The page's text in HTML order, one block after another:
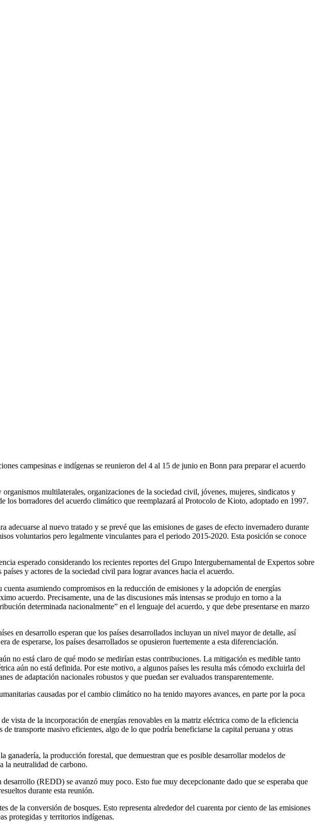
campesinas e indígenas se reunieron del 4 al 15 de junio en Bonn para preparar el acuerdo
multilaterales, organizaciones de la sociedad civil, jóvenes, mujeres, sindicatos y
los borradores del acuerdo climático que reemplazará al Protocolo de Kioto, adoptado en 1997.
al nuevo tratado y se prevé que las emisiones de gases de efecto invernadero durante
voluntarios pero legalmente vinculantes para el periodo 2015-2020. Esta posición se conoce
esperado considerando los recientes reportes del Grupo Intergubernamental de Expertos sobre
y actores de la sociedad civil para lograr avances hacia el acuerdo.
asumiendo compromisos en la reducción de emisiones y la adopción de energías
acuerdo. Precisamente, una de las discusiones más intensas se produjo en torno a la
determinada nacionalmente” en el lenguaje del acuerdo, y que debe presentarse en marzo
en desarrollo esperan que los países desarrollados incluyan un nivel mayor de detalle, así
de esperarse, los países desarrollados se opusieron fuertemente a esta diferenciación.
no está claro de qué modo se medirían estas contribuciones. La mitigación es medible tanto
aún no está definida. Por este motivo, a algunos países les resulta más cómodo excluirla del
de adaptación nacionales robustos y que puedan ser evaluados transparentemente.
causadas por el cambio climático no ha tenido mayores avances, en parte por la poca
vista de la incorporación de energías renovables en la matriz eléctrica como de la eficiencia
transporte masivo eficientes, algo de lo que podría beneficiarse la capital peruana y otras
la producción forestal, que demuestran que es posible desarrollar modelos de
la neutralidad de carbono.
(REDD) se avanzó muy poco. Esto fue muy decepcionante dado que se esperaba que
durante esta reunión.
la conversión de bosques. Esto representa alrededor del cuarenta por ciento de las emisiones
protegidas y territorios indígenas.